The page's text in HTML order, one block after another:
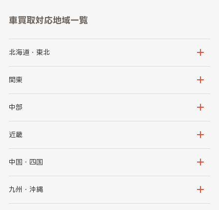
車買取対応地域一覧
北海道・東北
北海道
岩手県
秋田県
関東
茨城県
群馬県
千葉県
中部
新潟県
石川県
山梨県
近畿
大阪府
京都府
中国・四国
鳥取県
九州・沖縄